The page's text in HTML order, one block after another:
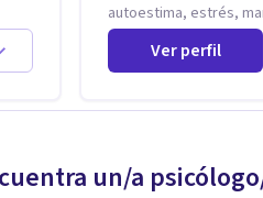
autoestima, estrés,
personas con
problemas de
Desarrollo de personas maximizando su
vision.
Ver perfil
un/a